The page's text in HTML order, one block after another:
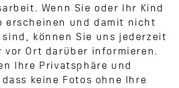
Wenn Sie oder Ihr Kind
erscheinen und damit nicht
können Sie uns jederzeit
vor Ort darüber informieren.
Ihre Privatsphäre und
keine Fotos ohne Ihre